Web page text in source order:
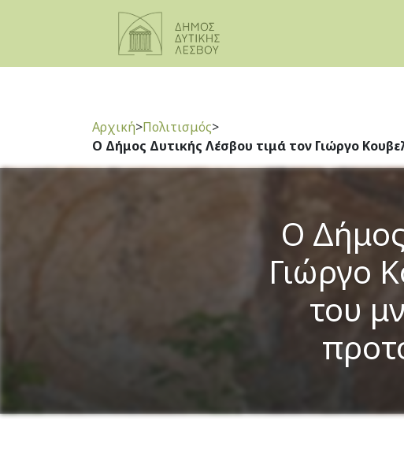
Αρχική>Πολιτισμός>
Ο Δήμος Δυτικής Λέσβου τιμά τον Γιώργο
Ο
Γιώργο
του